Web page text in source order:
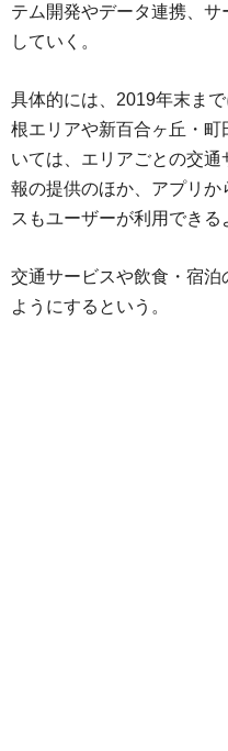
テム開発やデータ連携、
していく。
具体的には、2019年末ま
根エリアや新百合ヶ丘・
いては、エリアごとの交
報の提供のほか、アプリ
スもユーザーが利用できる
交通サービスや飲食・宿
ようにするという。